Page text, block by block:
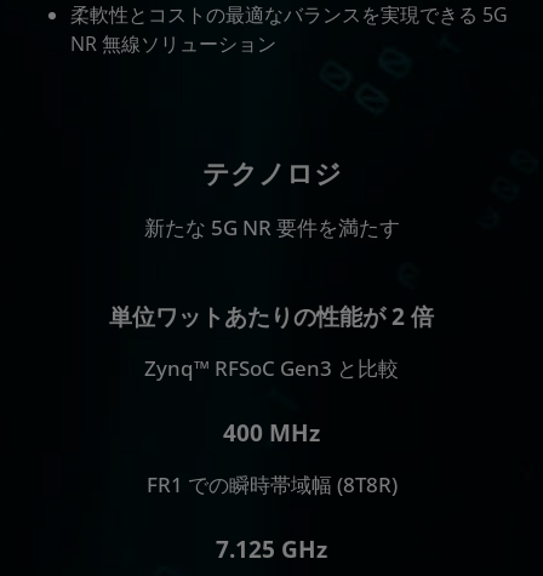
柔軟性とコストの最適なバランスを実現できる 5G
NR 無線ソリューション
テクノロジ
新たな 5G NR 要件を満たす
単位ワットあたりの性能が 2 倍
Zynq™ RFSoC Gen3 と比較
400 MHz
FR1 での瞬時帯域幅 (8T8R)​
7.125 GHz​